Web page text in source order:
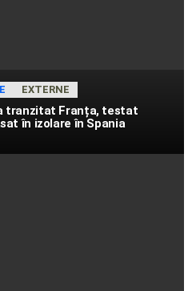
EXTERNE
tranzitat Franța, testat
în izolare în Spania